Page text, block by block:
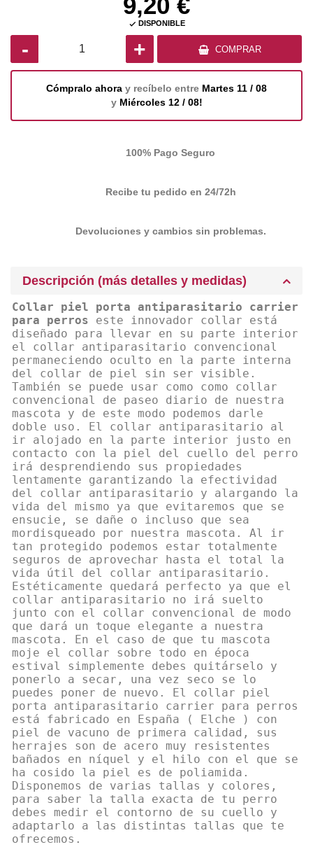
9,20 €
 DISPONIBLE
- + COMPRAR
Cómpralo ahora y recíbelo entre Martes 11 / 08
y Miércoles 12 / 08!
100% Pago Seguro
Recibe tu pedido en 24/72h
Devoluciones y cambios sin problemas.
Descripción (más detalles y medidas)
Collar piel porta antiparasitario carrier
para perros este innovador collar está
diseñado para llevar en su parte interior
el collar antiparasitario convencional
permaneciendo oculto en la parte interna
del collar de piel sin ser visible.
También se puede usar como como collar
convencional de paseo diario de nuestra
mascota y de este modo podemos darle
doble uso. El collar antiparasitario al
ir alojado en la parte interior justo en
contacto con la piel del cuello del perro
irá desprendiendo sus propiedades
lentamente garantizando la efectividad
del collar antiparasitario y alargando la
vida del mismo ya que evitaremos que se
ensucie, se dañe o incluso que sea
mordisqueado por nuestra mascota. Al ir
tan protegido podemos estar totalmente
seguros de aprovechar hasta el total la
vida útil del collar antiparasitario.
Estéticamente quedará perfecto ya que el
collar antiparasitario no irá suelto
junto con el collar convencional de modo
que dará un toque elegante a nuestra
mascota. En el caso de que tu mascota
moje el collar sobre todo en época
estival simplemente debes quitárselo y
ponerlo a secar, una vez seco se lo
puedes poner de nuevo. El collar piel
porta antiparasitario carrier para perros
está fabricado en España ( Elche ) con
piel de vacuno de primera calidad, sus
herrajes son de acero muy resistentes
bañados en níquel y el hilo con el que se
ha cosido la piel es de poliamida.
Disponemos de varias tallas y colores,
para saber la talla exacta de tu perro
debes medir el contorno de su cuello y
adaptarlo a las distintas tallas que te
ofrecemos.